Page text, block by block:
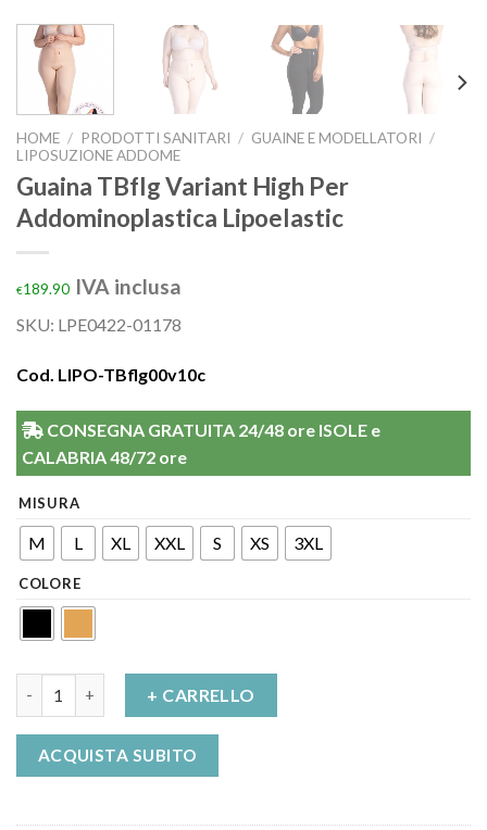
HOME / PRODOTTI SANITARI / GUAINE E MODELLATORI /
LIPOSUZIONE ADDOME
Guaina TBflg Variant High Per
Addominoplastica Lipoelastic
€189.90 IVA inclusa
SKU: LPE0422-01178
Cod. LIPO-TBflg00v10c
CONSEGNA GRATUITA 24/48 ore ISOLE e
CALABRIA 48/72 ore
MISURA
M L XL XXL S XS 3XL
COLORE
+ CARRELLO
ACQUISTA SUBITO